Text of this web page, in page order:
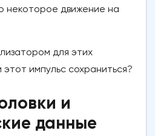
некоторое движение на
для этих
импульс сохраниться?
и
данные